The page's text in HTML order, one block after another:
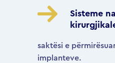
Sisteme
saktësi e
implanteve.